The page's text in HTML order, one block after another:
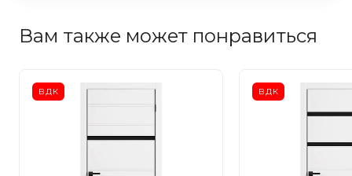
Вам также может понравиться
ВДК ВДК